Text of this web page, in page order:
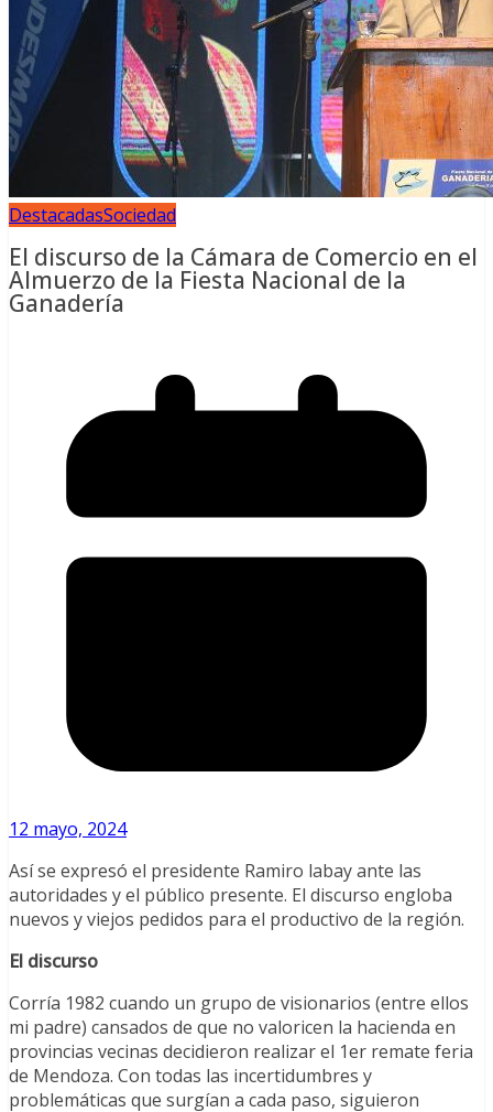
DestacadasSociedad
El discurso de la Cámara de Comercio en el
Almuerzo de la Fiesta Nacional de la
Ganadería
12 mayo, 2024
Así se expresó el presidente Ramiro labay ante las
autoridades y el público presente. El discurso engloba
nuevos y viejos pedidos para el productivo de la región.
El discurso
Corría 1982 cuando un grupo de visionarios (entre ellos
mi padre) cansados de que no valoricen la hacienda en
provincias vecinas decidieron realizar el 1er remate feria
de Mendoza. Con todas las incertidumbres y
problemáticas que surgían a cada paso, siguieron